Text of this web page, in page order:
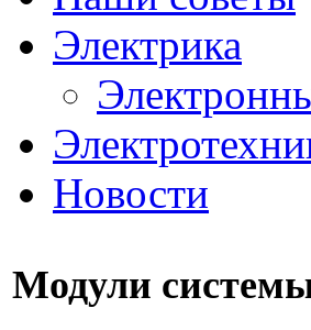
Электрика
Новости
Модули